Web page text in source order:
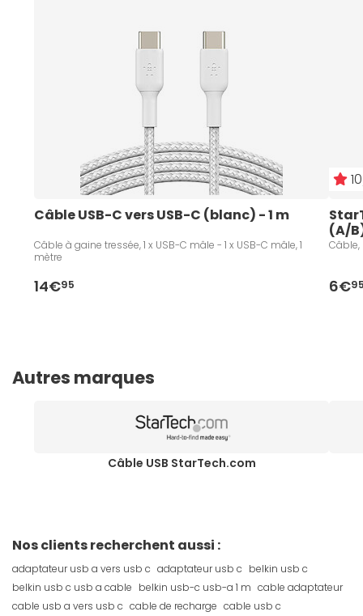
Câble USB-C vers USB-C (blanc) - 1 m
Câble à gaine tressée, 1 x USB-C mâle - 1 x USB-C mâle, 1
mètre
14€95
(A/
Câble,
6€
Autres marques
Câble USB StarTech.com
Nos clients recherchent aussi :
adaptateur usb a vers usb c adaptateur usb c belkin usb c
belkin usb c usb a cable belkin usb-c usb-a 1 m cable adaptateur
cable usb a vers usb c cable de recharge cable usb c